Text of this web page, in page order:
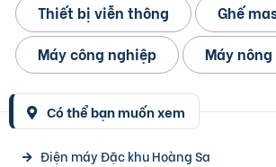
Thiết bị viễn thông
Ghế
Máy công nghiệp
Máy
Có thể bạn muốn xem
Điện máy Đặc khu Hoàng Sa